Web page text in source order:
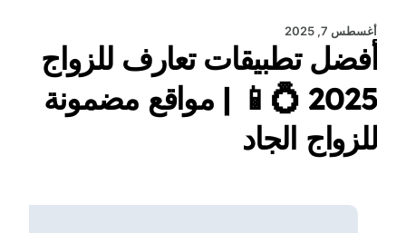
أغسطس 7, 2025
أفضل تطبيقات تعارف للزواج
2025 💍📱 | مواقع مضمونة
للزواج الجاد